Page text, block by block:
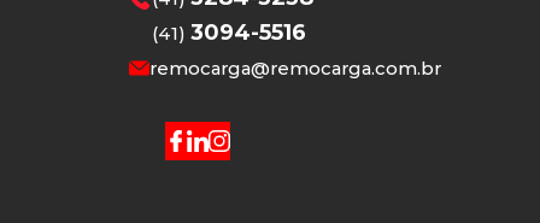
(41) 3094-5516
remocarga@remocarga.com.br